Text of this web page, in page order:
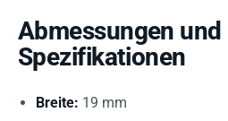
Abmessungen und
Spezifikationen
Breite: 19 mm